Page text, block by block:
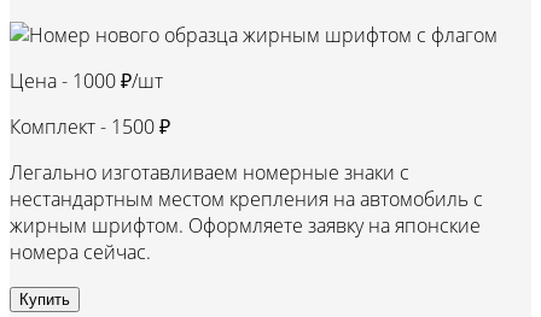
Цена - 1000 ₽/шт
Комплект - 1500 ₽
Легально изготавливаем номерные знаки с
нестандартным местом крепления на автомобиль с
жирным шрифтом. Оформляете заявку на японские
номера сейчас.
Купить